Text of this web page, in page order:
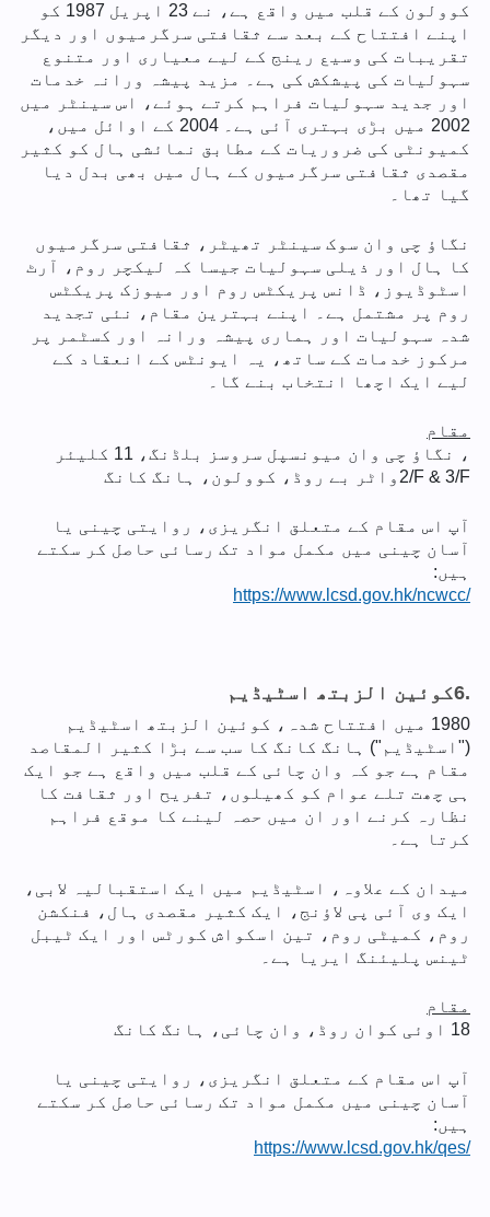
کوولون کے قلب میں واقع ہے، نے 23 اپریل 1987 کو
اپنے افتتاح کے بعد سے ثقافتی سرگرمیوں اور دیگر
تقریبات کی وسیع رینج کے لیے معیاری اور متنوع
سہولیات کی پیشکش کی ہے۔ مزید پیشہ ورانہ خدمات
اور جدید سہولیات فراہم کرتے ہوئے، اس سینٹر میں
2002 میں بڑی بہتری آئی ہے۔ 2004 کے اوائل میں،
کمیونٹی کی ضروریات کے مطابق نمائشی ہال کو کثیر
مقصدی ثقافتی سرگرمیوں کے ہال میں بھی بدل دیا
گیا تھا۔
نگاؤ چی وان سوک سینٹر تھیٹر، ثقافتی سرگرمیوں
کا ہال اور ذیلی سہولیات جیسا کہ لیکچر روم، آرٹ
اسٹوڈیوز، ڈانس پریکٹس روم اور میوزک پریکٹس
روم پر مشتمل ہے۔ اپنے بہترین مقام، نئی تجدید
شدہ سہولیات اور ہماری پیشہ ورانہ اور کسٹمر پر
مرکوز خدمات کے ساتھ، یہ ایونٹس کے انعقاد کے
لیے ایک اچھا انتخاب بنے گا۔
مقام
، نگاؤ چی وان میونسپل سروسز بلڈنگ، 11 کلیئر
واٹر بے روڈ، کوولون، ہانگ کانگ 2/F & 3/F
آپ اس مقام کے متعلق انگریزی، روایتی چینی یا
آسان چینی میں مکمل مواد تک رسائی حاصل کر سکتے
ہیں:
https://www.lcsd.gov.hk/ncwcc/
کوئین الزبتھ اسٹیڈیم6.
1980 میں افتتاح شدہ، کوئین الزبتھ اسٹیڈیم
("اسٹیڈیم") ہانگ کانگ کا سب سے بڑا کثیر المقاصد
مقام ہے جو کہ وان چائی کے قلب میں واقع ہے جو ایک
ہی چھت تلے عوام کو کھیلوں، تفریح اور ثقافت کا
نظارہ کرنے اور ان میں حصہ لینے کا موقع فراہم
کرتا ہے۔
میدان کے علاوہ، اسٹیڈیم میں ایک استقبالیہ لابی،
ایک وی آئی پی لاؤنج، ایک کثیر مقصدی ہال، فنکشن
روم، کمیٹی روم، تین اسکواش کورٹس اور ایک ٹیبل
ٹینس پلیئنگ ایریا ہے۔
مقام
18 اوئی کوان روڈ، وان چائی، ہانگ کانگ
آپ اس مقام کے متعلق انگریزی، روایتی چینی یا
آسان چینی میں مکمل مواد تک رسائی حاصل کر سکتے
ہیں:
https://www.lcsd.gov.hk/qes/